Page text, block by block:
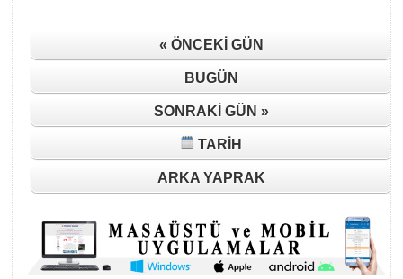
« ÖNCEKI GÜN
BUGÜN
SONRAKI GÜN »
TARIH
ARKA YAPRAK